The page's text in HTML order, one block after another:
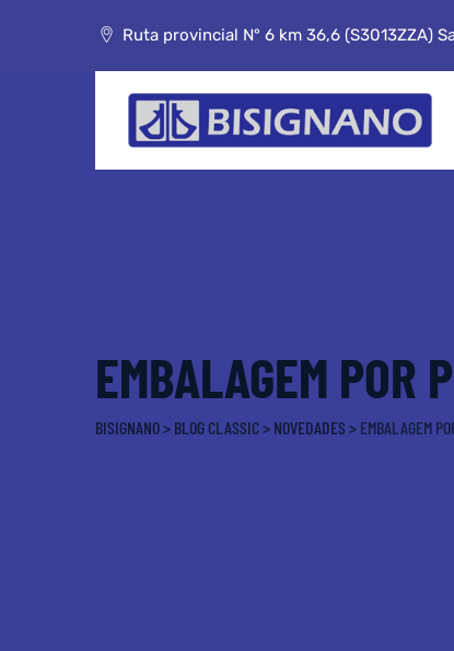
Ruta provincial N° 6 km 36,6 (S3013ZZA)
EMBALAGEM POR
BISIGNANO> BLOG CLASSIC> NOVEDADES > EMBALAGEM